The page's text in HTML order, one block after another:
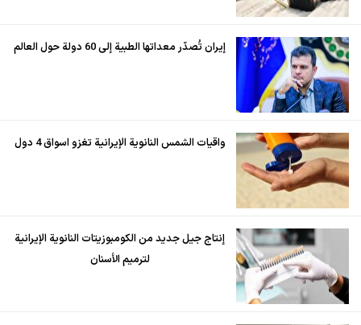
إيران تُصدّر معداتها الطبية إلى 60 دولة حول العالم
واقيات الشمس النانوية الإيرانية تغزو اسواق 4 دول
إنتاج جيل جديد من الكومبوزيتات النانوية الإيرانية
لترميم الأسنان